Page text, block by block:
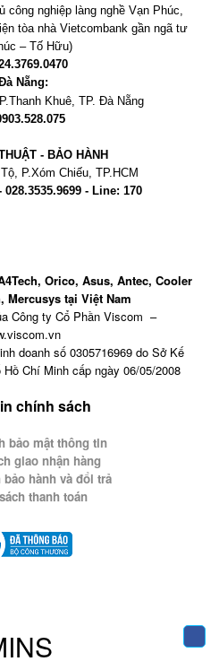
công nghiệp làng nghề Vạn Phúc,
tòa nhà Vietcombank gần ngã tư
– Tố Hữu)
Nẵng:
Thanh Khuê, TP. Đà Nẵng
- BẢO HÀNH
P.Xóm Chiếu, TP.HCM
028.3535.9699 - Line: 170
Orico, Asus, Antec, Cooler
Mercusys tại Việt Nam
Công ty Cổ Phần Viscom –
doanh số 0305716969 do Sở Kế
Chí Minh cấp ngày 06/05/2008
chính sách
bảo mật thông tin
giao nhận hàng
hành và đổi trả
thanh toán